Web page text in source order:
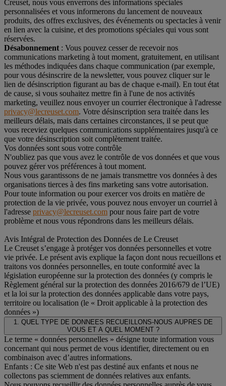
Creuset, nous vous enverrons des informations spéciales
personnalisées et vous informerons du lancement de nouveaux
produits, des offres exclusives, des événements ou spectacles à venir
en lien avec la cuisine, et des promotions spéciales qui vous sont
réservées.
Désabonnement : Vous pouvez cesser de recevoir nos
communications marketing à tout moment, gratuitement, en utilisant
les méthodes indiquées dans chaque communication (par exemple,
pour vous désinscrire de la newsletter, vous pouvez cliquer sur le
lien de désinscription figurant au bas de chaque e-mail). En tout état
de cause, si vous souhaitez mettre fin à l'une de nos activités
marketing, veuillez nous envoyer un courrier électronique à l'adresse
privacy@lecreuset.com. Votre désinscription sera traitée dans les
meilleurs délais, mais dans certaines circonstances, il se peut que
vous receviez quelques communications supplémentaires jusqu'à ce
que votre désinscription soit complètement traitée.
Vos données sont sous votre contrôle
N'oubliez pas que vous avez le contrôle de vos données et que vous
pouvez gérer vos préférences à tout moment.
Nous vous garantissons de ne jamais transmettre vos données à des
organisations tierces à des fins marketing sans votre autorisation.
Pour toute information ou pour exercer vos droits en matière de
protection de la vie privée, vous pouvez nous envoyer un courriel à
l'adresse privacy@lecreuset.com pour nous faire part de votre
problème et nous vous répondrons dans les meilleurs délais.
Avis Intégral de Protection des Données de Le Creuset
Le Creuset s’engage à protéger vos données personnelles et votre
vie privée. Le présent avis explique la façon dont nous recueillons et
traitons vos données personnelles, en toute conformité avec la
législation européenne sur la protection des données (y compris le
Règlement général sur la protection des données 2016/679 de l’UE)
et la loi sur la protection des données applicable dans votre pays,
territoire ou localisation (le « Droit applicable à la protection des
données »)
1. QUEL TYPE DE DONNEES RECUEILLONS-NOUS AUPRES DE
VOUS ET A QUEL MOMENT ?
Le terme « données personnelles » désigne toute information vous
concernant qui nous permet de vous identifier, directement ou en
combinaison avec d’autres informations.
Enfants : Ce site Web n'est pas destiné aux enfants et nous ne
collectons pas sciemment de données relatives aux enfants.